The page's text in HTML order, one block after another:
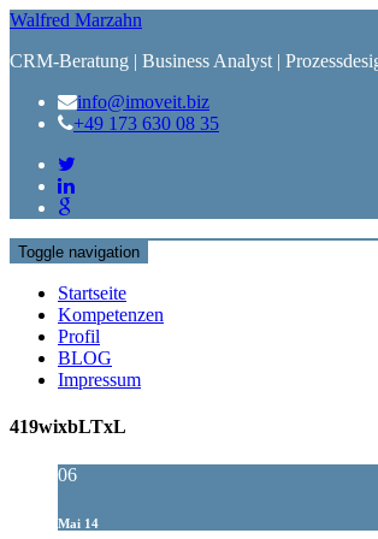
Walfred Marzahn
CRM-Beratung | Business Analyst |
info@imoveit.biz
+49 173 630 08 35
Toggle navigation
Startseite
Kompetenzen
Profil
BLOG
Impressum
419wixbLTxL
06
Mai 14